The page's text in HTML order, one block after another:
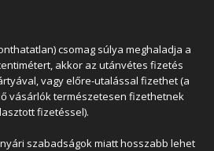
csomag súlya meghaladja a
akkor az utánvétes fizetés
vagy előre-utalással fizethet (a
vásárlók természetesen fizethetnek
fizetéssel).
szabadságok miatt hosszabb lehet